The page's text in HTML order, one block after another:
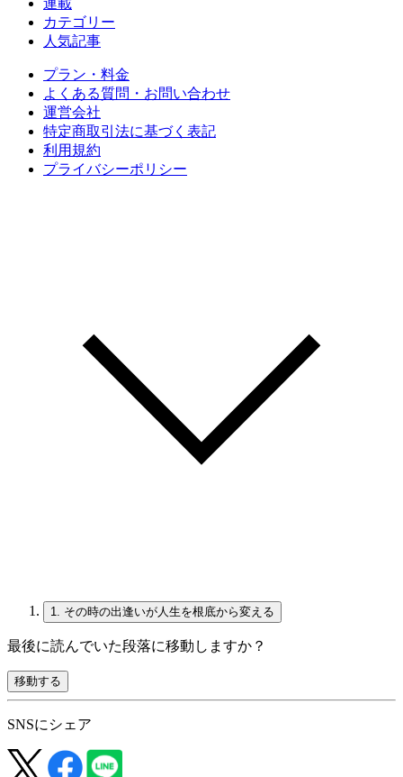
連載
カテゴリー
人気記事
プラン・料金
よくある質問・お問い合わせ
運営会社
特定商取引法に基づく表記
利用規約
プライバシーポリシー
1. その時の出逢いが人生を根底から変える
最後に読んでいた段落に移動しますか？
移動する
SNSにシェア